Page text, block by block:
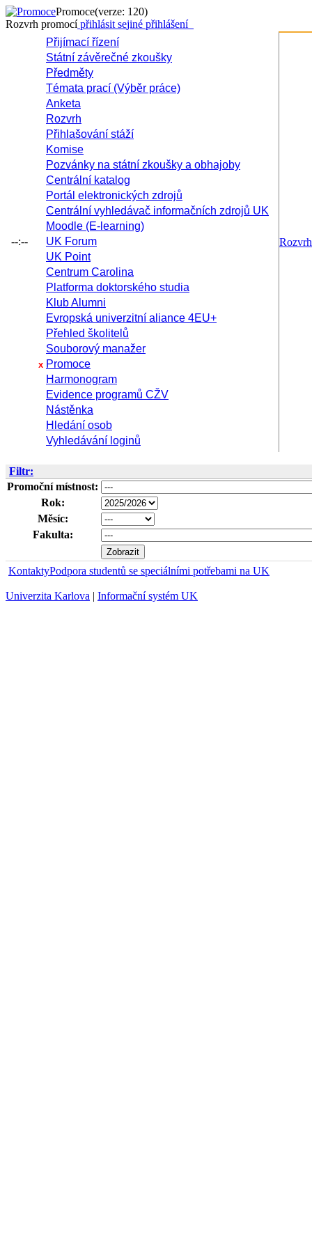
Promoce(verze: 120)
Rozvrh promocí přihlásit sejiné přihlášení
--:--
Přijímací řízení
Státní závěrečné zkoušky
Předměty
Témata prací (Výběr práce)
Anketa
Rozvrh
Přihlašování stáží
Komise
Pozvánky na státní zkoušky a obhajoby
Centrální katalog
Portál elektronických zdrojů
Centrální vyhledávač informačních zdrojů UK
Moodle (E-learning)
UK Forum
UK Point
Centrum Carolina
Platforma doktorského studia
Klub Alumni
Evropská univerzitní aliance 4EU+
Přehled školitelů
Souborový manažer
x Promoce
Harmonogram
Evidence programů CŽV
Nástěnka
Hledání osob
Vyhledávání loginů
Filtr:
Promoční místnost:
Rok:
Měsíc:
Fakulta:
KontaktyPodpora studentů se speciálními potřebami na UK
Univerzita Karlova | Informační systém UK